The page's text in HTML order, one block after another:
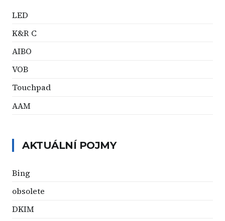
LED
K&R C
AIBO
VOB
Touchpad
AAM
AKTUÁLNÍ POJMY
Bing
obsolete
DKIM